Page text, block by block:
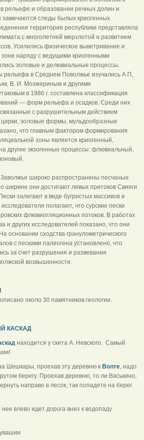
рельефе и образовании речных долин и
замечаются следы былых криогенных
территория республики представляла
с многолетней мерзлотой и развитием
Усилились физическое выветривание и
наряду с ведущими криогенными
эоловые и делювиальные процессы.
рельефа в Среднем Поволжье изучались А.П,
В. И. Мозжериным и другими
в 1986 г. составлена классификация
— форм рельефа и осадков. Среди них
с разрушительным действием
эоловые формы, мульдообразные
что главным фактором формирования
зоны является криогенный,
другие экзогенные процессы: флювиальный,
широко распространены песчаные
ширине они достигают левых притоков Свияги
залегают в виде бугристых массивов и
полагают, что сурские пески
флювиогляционных потоков. В работах
и других исследователей показано, что они
основании сходства гранулометрического
с песками палеогена установлено, что
за счет разрушения и развевания
возвышенности.
около 30 памятников геологии.
КАСКАД
находится у скита А. Невского. Самый
Шешкары, проехав эту деревню к Волге, надо
берегу. Проехав деревню, то ли Васькино,
направо в лесок, так попадете на берег
нее влево идет дорога вниз к водопаду.